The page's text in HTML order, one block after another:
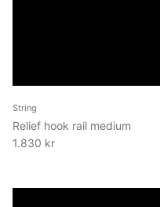
String
Relief hook rail medium
1.830 kr